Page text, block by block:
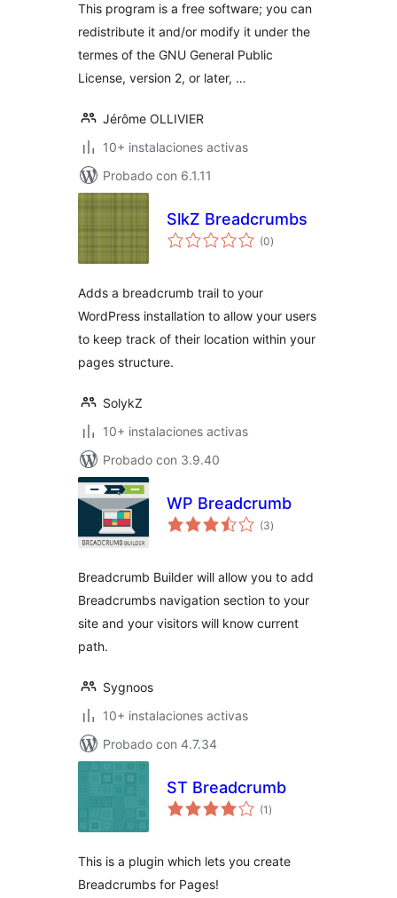
This program is a free software; you can
redistribute it and/or modify it under the
termes of the GNU General Public
License, version 2, or later, …
Jérôme OLLIVIER
10+ instalaciones activas
Probado con 6.1.11
SlkZ Breadcrumbs
(0total
de
)
Adds a breadcrumb trail to your
WordPress installation to allow your users
to keep track of their location within your
pages structure.
SolykZ
10+ instalaciones activas
Probado con 3.9.40
WP Breadcrumb
(3total
de
)
Breadcrumb Builder will allow you to add
Breadcrumbs navigation section to your
site and your visitors will know current
path.
Sygnoos
10+ instalaciones activas
Probado con 4.7.34
ST Breadcrumb
(1 total
de
)
This is a plugin which lets you create
Breadcrumbs for Pages!